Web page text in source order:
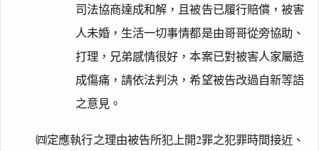
司法協商達成和解，且被告已履行賠償，被害
人未婚，生活一切事情都是由哥哥從旁協助、
打理，兄弟感情很好，本案已對被害人家屬造
成傷痛，請依法判決，希望被告改過自新等語
之意見。
㈣定應執行之理由被告所犯上開2罪之犯罪時間接近、